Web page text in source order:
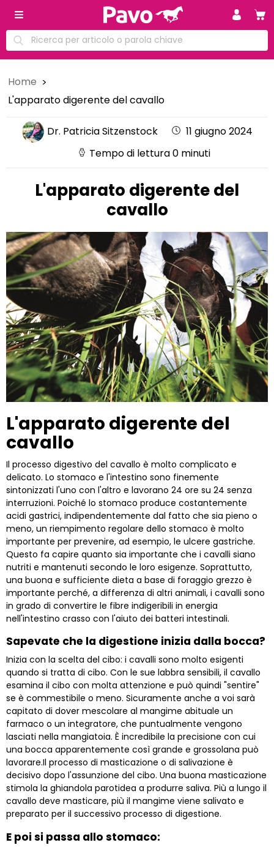
Home
L'apparato digerente del cavallo
Dr. Patricia Sitzenstock
11 giugno 2024
Tempo di lettura 0 minuti
L'apparato digerente del
cavallo
L'apparato digerente del
cavallo
Il processo digestivo del cavallo è molto complicato e
delicato. Lo stomaco e l'intestino sono finemente
sintonizzati l'uno con l'altro e lavorano 24 ore su 24 senza
interruzioni. Poiché lo stomaco produce costantemente
acidi gastrici, indipendentemente dal fatto che sia pieno o
meno, un riempimento regolare dello stomaco è molto
importante per prevenire, ad esempio, le ulcere gastriche.
Questo fa capire quanto sia importante che i cavalli siano
nutriti e mantenuti secondo le loro esigenze. Soprattutto,
una buona e sufficiente dieta a base di foraggio grezzo è
importante perché, a differenza di altri animali, i cavalli sono
in grado di convertire le fibre indigeribili in energia
nell'intestino crasso con l'aiuto dei batteri intestinali.
Sapevate che la digestione inizia dalla bocca?
Inizia con la scelta del cibo: i cavalli sono molto esigenti
quando si tratta di cibo. Con le sue labbra sensibili, il cavallo
esamina il cibo con molta attenzione e può quindi "sentire"
se è commestibile o meno. Sicuramente anche a voi sarà
capitato di dover mescolare al mangime abituale un
farmaco o un integratore, che puntualmente vengono
lasciati nella mangiatoia. È incredibile la precisione con cui
una bocca apparentemente così grande e grossolana può
lavorare.Il processo di masticazione o di salivazione è
decisivo dopo l'assunzione del cibo. Una buona masticazione
stimola la ghiandola parotidea a produrre saliva. Più a lungo il
cavallo deve masticare, più il mangime viene salivato e
preparato per il successivo processo di digestione.
E poi si passa allo stomaco: